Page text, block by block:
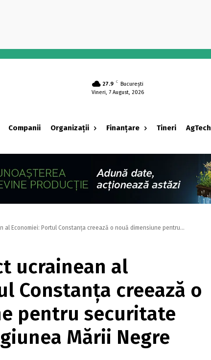
27.9 C București
Vineri, 7 August, 2026
Companii Organizații Finanțare Tineri AgTech
-
al Economiei: Portul Constanţa creează o nouă dimensiune pentru...
ucrainean al
Constanţa creează o
pentru securitate
Mării Negre